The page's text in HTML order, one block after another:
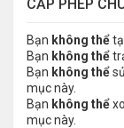
CẤP PHÉP
Bạn không thể
Bạn không thể
Bạn không thể
mục này.
Bạn không thể
mục này.